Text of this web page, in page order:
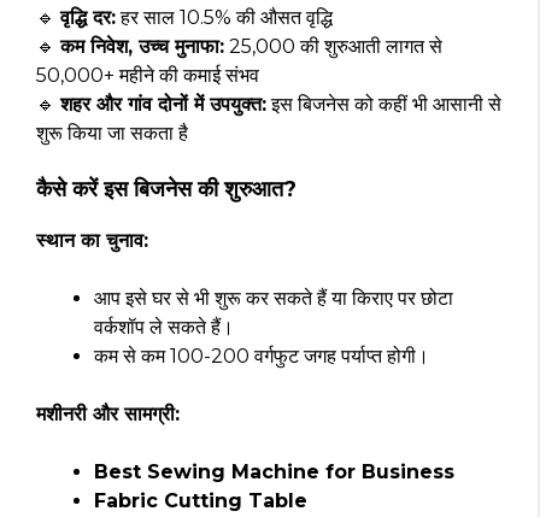
🔹वृद्धि दर:हर साल 10.5% की औसत वृद्धि
🔹कम निवेश, उच्च मुनाफा: ₹25,000 की शुरुआती लागत से
₹50,000+ महीने की कमाई संभव
🔹शहर और गांव दोनों में उपयुक्त:इस बिजनेस को कहीं भी आसानी से
शुरू किया जा सकता है
कैसे करें इस बिजनेस की शुरुआत?
स्थान का चुनाव:
आप इसे घर से भी शुरू कर सकते हैं या किराए पर छोटा
वर्कशॉप ले सकते हैं।
कम से कम 100-200 वर्गफुट जगह पर्याप्त होगी।
मशीनरी और सामग्री:
Best Sewing Machine for Business
Fabric Cutting Table